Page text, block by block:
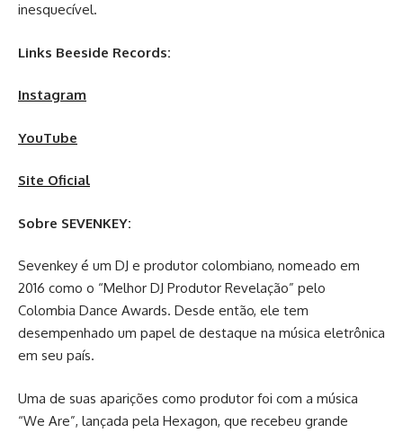
inesquecível.
Links Beeside Records:
Instagram
YouTube
Site Oficial
Sobre SEVENKEY:
Sevenkey é um DJ e produtor colombiano, nomeado em
2016 como o “Melhor DJ Produtor Revelação” pelo
Colombia Dance Awards. Desde então, ele tem
desempenhado um papel de destaque na música eletrônica
em seu país.
Uma de suas aparições como produtor foi com a música
“We Are”, lançada pela Hexagon, que recebeu grande